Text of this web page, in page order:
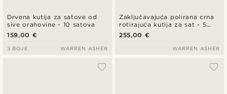
Drvena kutija za satove od
sive orahovine - 10 satova
159,00 €
3 BOJE WARREN ASHER
Zaključavajuća polirana crna
rotirajuća kutija za sat - 5
satova
255,00 €
WARREN ASHER